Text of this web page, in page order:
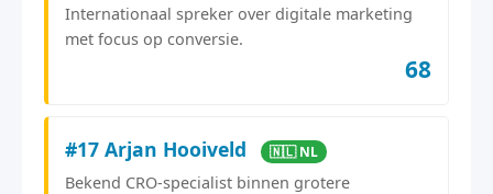
Internationaal spreker over digitale marketing
met focus op conversie.
68
#17 Arjan Hooiveld 🇳🇱 NL
Bekend CRO-specialist binnen grotere